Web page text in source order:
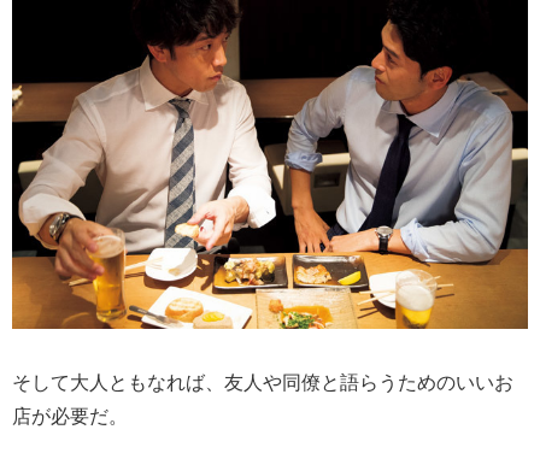
そして大人ともなれば、友人や同僚と語らうためのいいお
店が必要だ。